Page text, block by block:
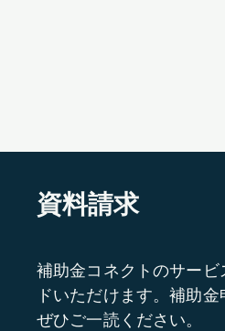
資料請求
補助金コネクトのサー
ドいただけます。補助
ぜひご一読ください。